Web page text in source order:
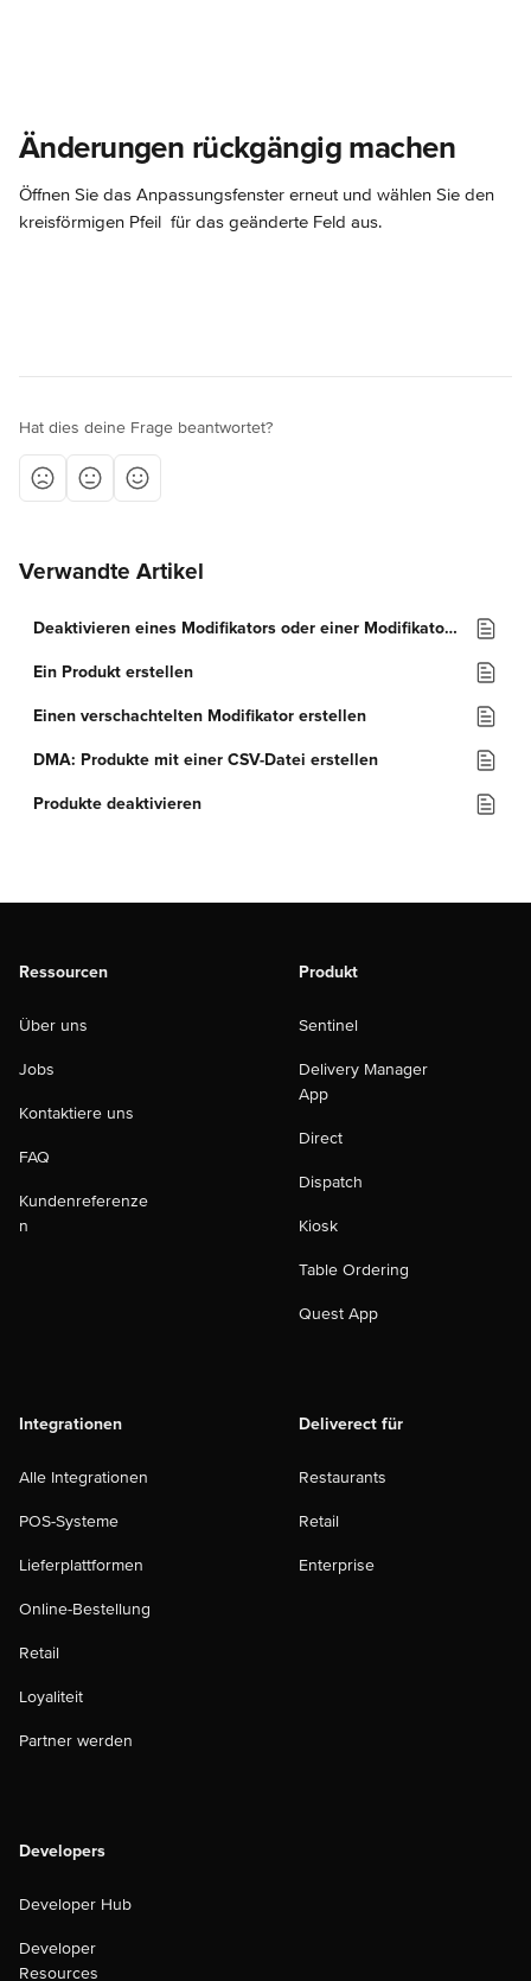
Änderungen rückgängig machen
Öffnen Sie das Anpassungsfenster erneut und wählen Sie den
kreisförmigen Pfeil für das geänderte Feld aus.
Hat dies deine Frage beantwortet?
Verwandte Artikel
Deaktivieren eines Modifikators oder einer Modifikatorgruppe
Ein Produkt erstellen
Einen verschachtelten Modifikator erstellen
DMA: Produkte mit einer CSV-Datei erstellen
Produkte deaktivieren
Ressourcen
Über uns
Jobs
Kontaktiere uns
FAQ
Kundenreferenze
n
Produkt
Sentinel
Delivery Manager
App
Direct
Dispatch
Kiosk
Table Ordering
Quest App
Integrationen
Alle Integrationen
POS-Systeme
Lieferplattformen
Online-Bestellung
Retail
Loyaliteit
Partner werden
Deliverect für
Restaurants
Retail
Enterprise
Developers
Developer Hub
Developer
Resources